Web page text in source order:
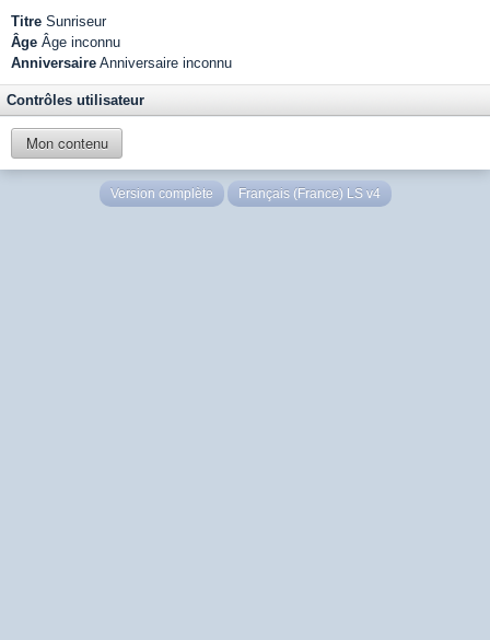
Titre Sunriseur
Âge Âge inconnu
Anniversaire Anniversaire inconnu
Contrôles utilisateur
Mon contenu
Version complète Français (France) LS v4